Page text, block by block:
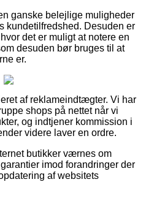
ganske belejlige muligheder
kundetilfredshed. Desuden er
det er muligt at notere en
desuden bør bruges til at
er.
af reklameindtægter. Vi har
shops på nettet når vi
og indtjener kommission i
videre laver en ordre.
butikker værnes om
imod forandringer der
af websitets